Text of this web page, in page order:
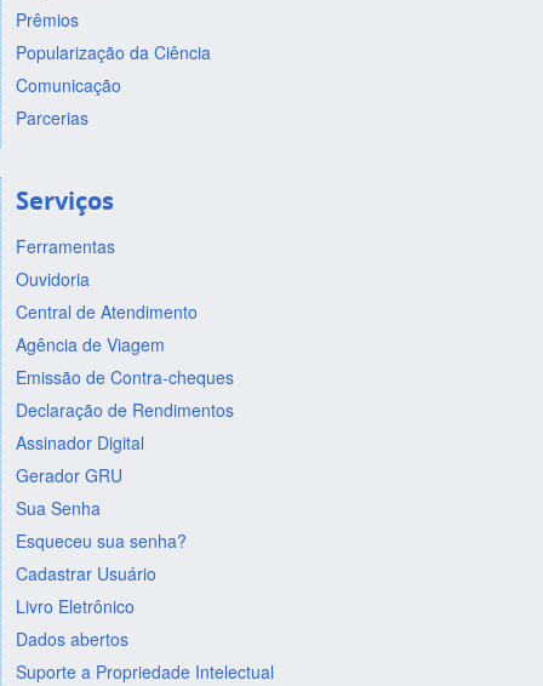
Prêmios
Popularização da Ciência
Comunicação
Parcerias
Serviços
Ferramentas
Ouvidoria
Central de Atendimento
Agência de Viagem
Emissão de Contra-cheques
Declaração de Rendimentos
Assinador Digital
Gerador GRU
Sua Senha
Esqueceu sua senha?
Cadastrar Usuário
Livro Eletrônico
Dados abertos
Suporte a Propriedade Intelectual